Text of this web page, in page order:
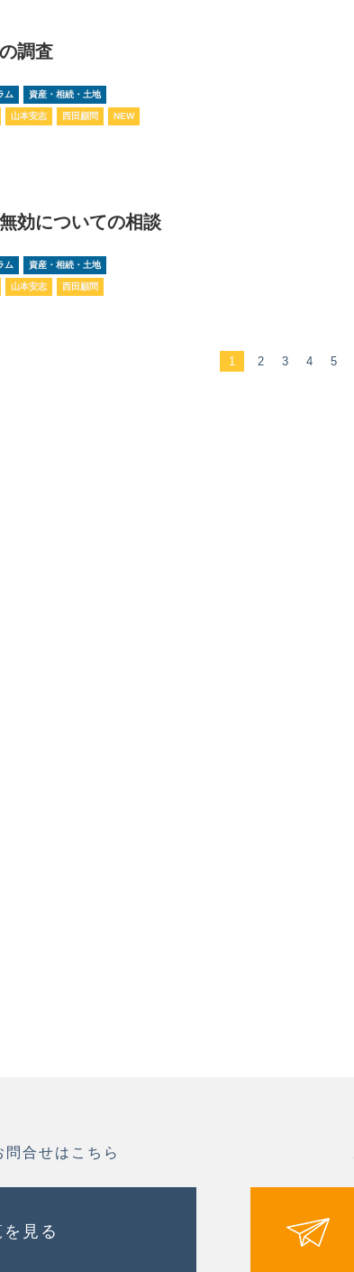
調査
ム 資産・相続・土地
山本安志 西田顧問 NEW
効についての相談
ム 資産・相続・土地
山本安志 西田顧問
1 2 3 4 5
合せはこちら
見る